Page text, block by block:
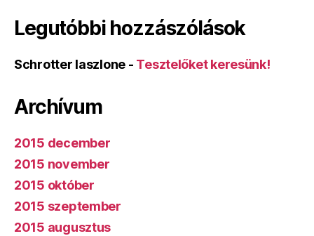
Legutóbbi hozzászólások
Schrotter laszlone - Tesztelőket keresünk!
Archívum
2015 december
2015 november
2015 október
2015 szeptember
2015 augusztus